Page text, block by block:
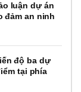
luận dự án
đảm an ninh
độ ba dự
tại phía